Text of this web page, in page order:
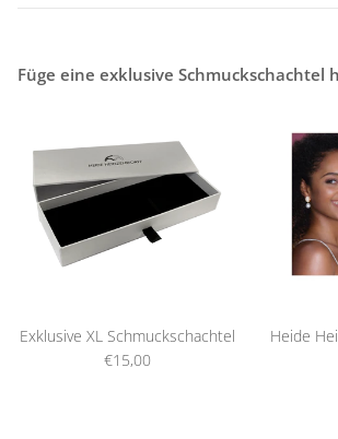
Füge eine exklusive Schmuckschachtel
Exklusive XL Schmuckschachtel
€15,00
Heide